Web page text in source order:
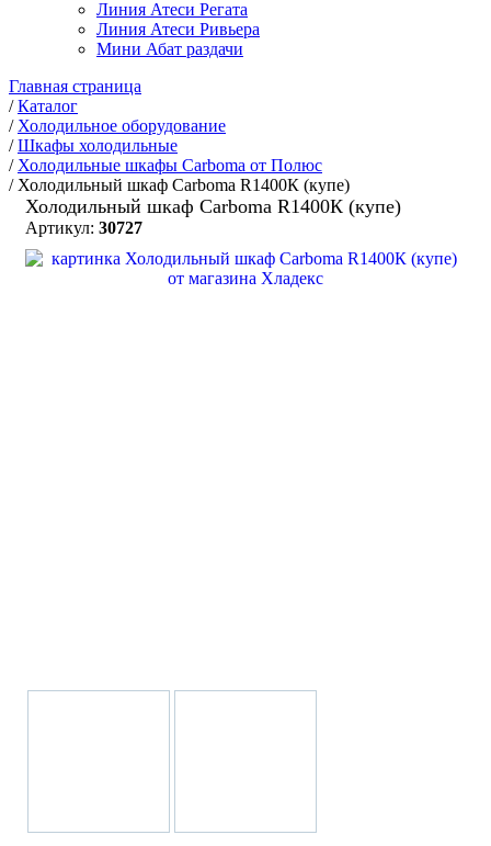
Линия Атеси Регата
Линия Атеси Ривьера
Мини Абат раздачи
Главная страница
/Каталог
/ Холодильное оборудование
/Шкафы холодильные
/ Холодильные шкафы Carboma от Полюс
/ Холодильный шкаф Carboma R1400К (купе)
Холодильный шкаф Carboma R1400К (купе)
Артикул: 30727